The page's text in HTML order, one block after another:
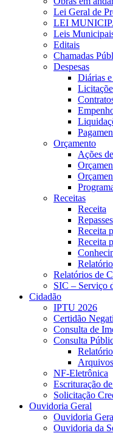
Lei Geral de
LEI
Leis
Editais
Chamadas
Despesas
Diárias e
Orçamento
Ações
Receitas
Receita
Repasses
Receita
Receita
Relatórios de
SIC – Serviço
Cidadão
IPTU 2026
Certidão
Consulta de
Consulta
NF-Eletrônica
Escrituração
Solicitação
Ouvidoria Geral
Ouvidoria
Ouvidoria da